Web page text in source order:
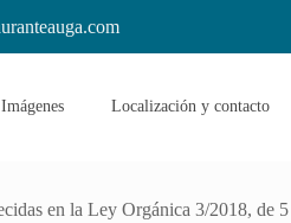
Imágenes Localización y contacto
en la Ley Orgánica 3/2018,